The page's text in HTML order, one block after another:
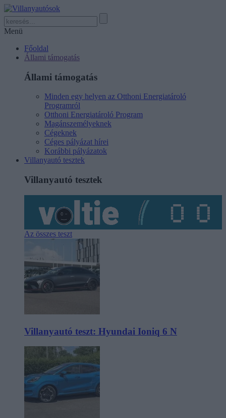
Menü
Főoldal
Állami támogatás
Állami támogatás
Minden egy helyen az Otthoni Energiatároló
Programról
Otthoni Energiatároló Program
Magánszemélyeknek
Cégeknek
Céges pályázat hírei
Korábbi pályázatok
Villanyautó tesztek
Villanyautó tesztek
Az összes teszt
Villanyautó teszt: Hyundai Ioniq 6 N